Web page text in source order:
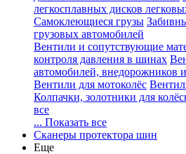
легкосплавных дисков
Самоклеющиеся грузы
грузовых автомобилей
Вентили и сопутствующие
контроля давления в шинах
автомобилей, внедорожников
Вентили для мотоколёс
Колпачки, золотники для
все
... Показать все
Сканеры протектора шин
Еще